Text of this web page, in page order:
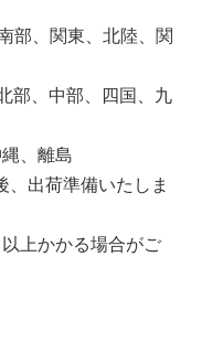
部、関東、北陸、関
部、中部、四国、九
、離島
出荷準備いたしま
上かかる場合がご